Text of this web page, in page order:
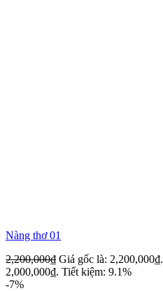
Nàng thơ 01
2,200,000₫ Giá gốc là: 2,200,000₫.
2,000,000₫. Tiết kiệm: 9.1%
-7%